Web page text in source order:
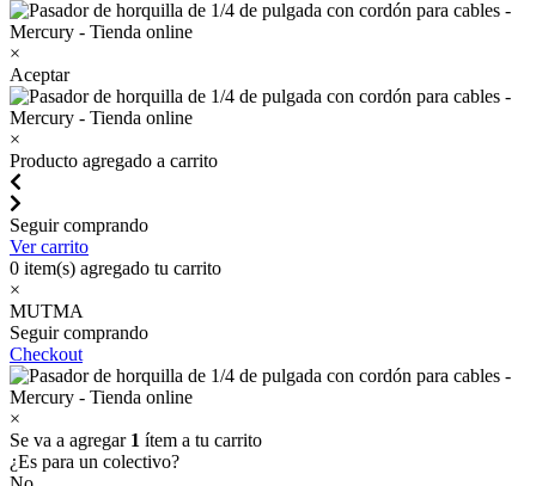
×
Aceptar
×
Producto agregado a carrito
Seguir comprando
Ver carrito
0 item(s) agregado tu carrito
×
MUTMA
Seguir comprando
Checkout
×
Se va a agregar 1 ítem a tu carrito
¿Es para un colectivo?